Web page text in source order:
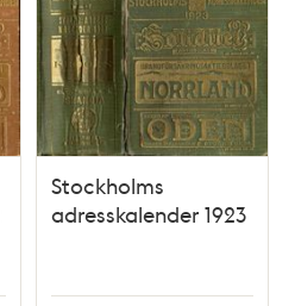
Stockholms
adresskalender 1923